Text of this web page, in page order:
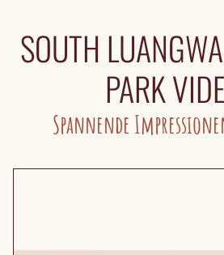
SOUTH
PARK
Spannende